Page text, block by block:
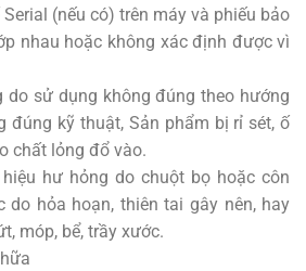
(nếu có) trên máy và phiếu bảo
nhau hoặc không xác định được vì
do sử dụng không đúng theo hướng
đúng kỹ thuật, Sản phẩm bị rỉ sét, ố
chất lỏng đổ vào.
hư hỏng do chuột bọ hoặc côn
do hỏa hoạn, thiên tai gây nên, hay
móp, bể, trầy xước.